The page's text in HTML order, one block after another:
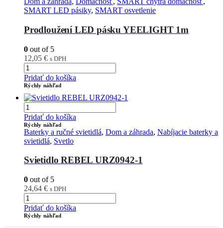
SMART LED pásiky, SMART osvetlenie
Prodloužení LED pásku YEELIGHT 1m
0 out of 5
12,05 € s DPH
Pridať do košíka
Rýchly náhľad
Pridať do košíka
Rýchly náhľad
Baterky a ručné svietidlá, Dom a záhrada, Nabíjacie baterky a
svietidlá, Svetlo
Svietidlo REBEL URZ0942-1
0 out of 5
24,64 € s DPH
Pridať do košíka
Rýchly náhľad